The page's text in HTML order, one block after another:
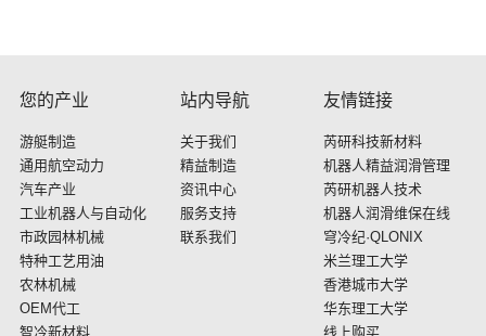
您的产业
游艇制造
通用航空动力
汽车产业
工业机器人与自动化
市政园林机械
特种工艺用油
农林机械
OEM代工
智冷新材料
站内导航
关于我们
精益制造
资讯中心
服务支持
联系我们
友情链接
芮研科技新材料
机器人精益润滑管理
芮研机器人技术
机器人润滑维保在线
穹冷纪·QLONIX
米兰理工大学
香港城市大学
华东理工大学
线上购买